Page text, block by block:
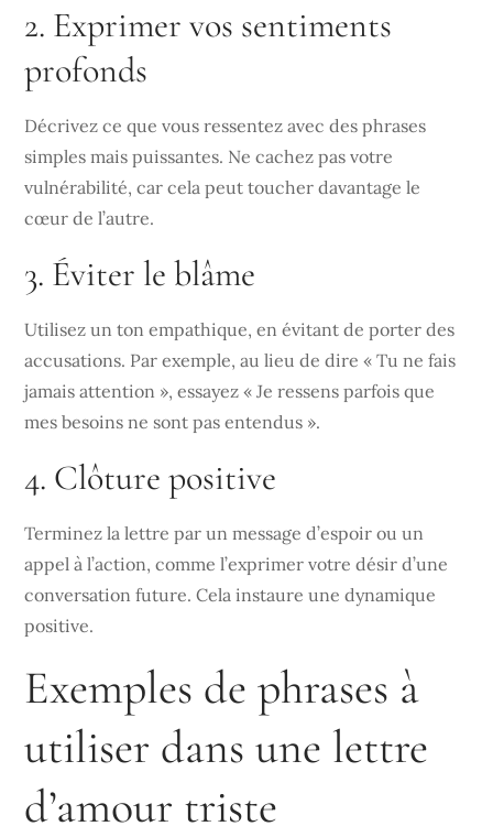
2. Exprimer vos sentiments
profonds
Décrivez ce que vous ressentez avec des phrases
simples mais puissantes. Ne cachez pas votre
vulnérabilité, car cela peut toucher davantage le
cœur de l’autre.
3. Éviter le blâme
Utilisez un ton empathique, en évitant de porter des
accusations. Par exemple, au lieu de dire « Tu ne fais
jamais attention », essayez « Je ressens parfois que
mes besoins ne sont pas entendus ».
4. Clôture positive
Terminez la lettre par un message d’espoir ou un
appel à l’action, comme l’exprimer votre désir d’une
conversation future. Cela instaure une dynamique
positive.
Exemples de phrases à
utiliser dans une lettre
d’amour triste